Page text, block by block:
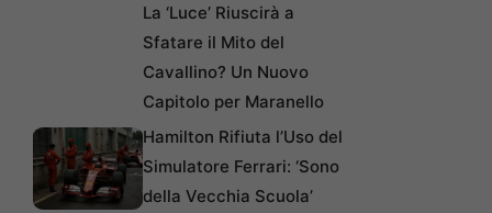
La ‘Luce’ Riuscirà a
Sfatare il Mito del
Cavallino? Un Nuovo
Capitolo per Maranello
Hamilton Rifiuta l’Uso del
Simulatore Ferrari: ‘Sono
della Vecchia Scuola’